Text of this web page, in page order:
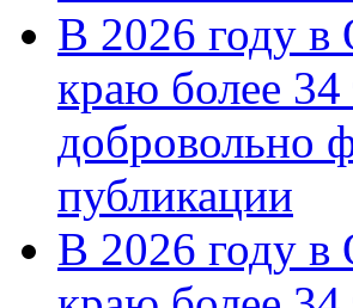
В 2026 году
краю более
добровольно
публикации
В 2026 году